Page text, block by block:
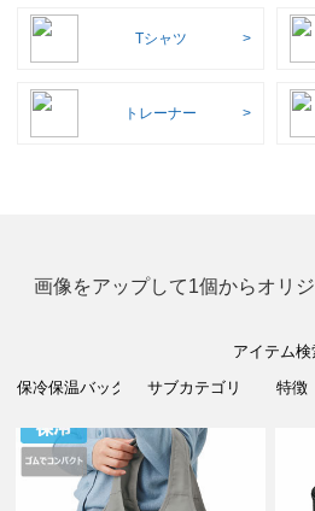
Tシャツ
トレーナー
画像をアップして1個からオリ
アイテム検